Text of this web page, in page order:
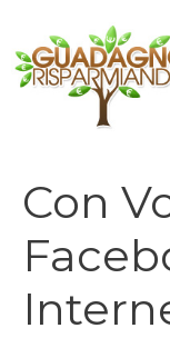
contenuto
Con